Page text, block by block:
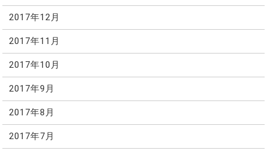
2017年12月
2017年11月
2017年10月
2017年9月
2017年8月
2017年7月